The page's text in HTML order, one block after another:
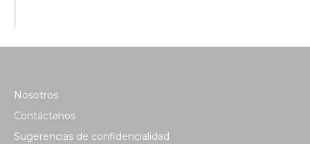
Nosotros
Contáctanos
Sugerencias de confidencialidad